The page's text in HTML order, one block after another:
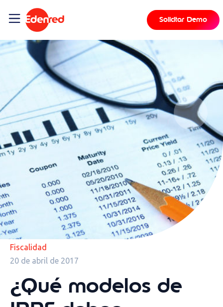
Solicitar Demo
Fiscalidad
20 de abril de 2017
¿Qué modelos de